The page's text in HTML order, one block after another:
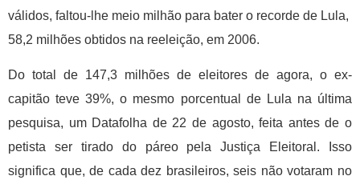
válidos, faltou-lhe meio milhão para bater o recorde de Lula,
58,2 milhões obtidos na reeleição, em 2006.
Do total de 147,3 milhões de eleitores de agora, o ex-
capitão teve 39%, o mesmo porcentual de Lula na última
pesquisa, um Datafolha de 22 de agosto, feita antes de o
petista ser tirado do páreo pela Justiça Eleitoral. Isso
significa que, de cada dez brasileiros, seis não votaram no